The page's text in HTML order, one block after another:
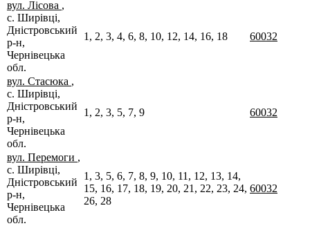
вул. Лісова ,
с. Ширівці,
Дністровський
р-н,
Чернівецька
обл.
1, 2, 3, 4, 6, 8, 10, 12, 14, 16, 18 60032
вул. Стасюка ,
с. Ширівці,
Дністровський
р-н,
Чернівецька
обл.
1, 2, 3, 5, 7, 9 60032
вул. Перемоги ,
с. Ширівці,
Дністровський
р-н,
Чернівецька
обл.
1, 3, 5, 6, 7, 8, 9, 10, 11, 12, 13, 14,
15, 16, 17, 18, 19, 20, 21, 22, 23, 24,
26, 28
60032